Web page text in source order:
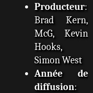
Producteur:
Brad Kern,
McG, Kevin
Hooks,
Simon West
Année de
diffusion: